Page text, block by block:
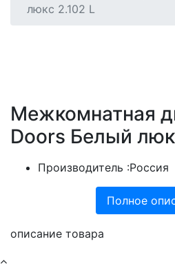
люкс 2.102 L
Межкомнатная
Doors Белый
Производитель :Россия
Полное
описание товара